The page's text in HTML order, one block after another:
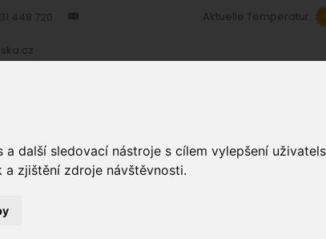
další sledovací nástroje s cílem vylepšení
zjištění zdroje návštěvnosti.
448 720 Aktuelle Temperatur: